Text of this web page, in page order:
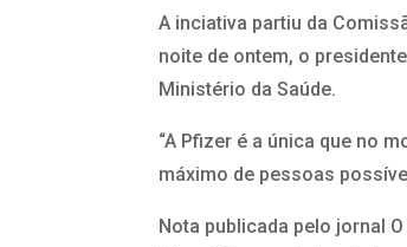
A inciativa partiu da
noite de ontem, o
Ministério da Saúde.
“A Pfizer é a única que no
máximo de pessoas
Nota publicada pelo jornal